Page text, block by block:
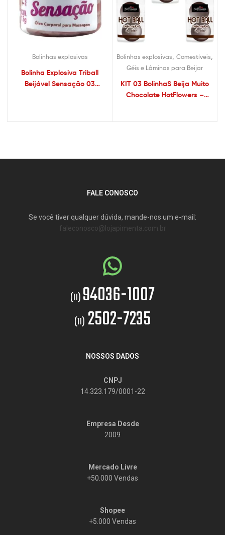
Bolinhas explosivas
Bolinha Explosiva Triball
Beijável Sensação 03
Bolinhas explosivas Comestíveis
Géis e Lâminas para Beijar
KIT 03 BolinhaS Beija Muito
Chocolate HotFlowers –
FALE CONOSCO
Se você tiver qualquer dúvida, mande-nos um e-mail:
faleconosco@lojapimenta.com.br
(11) 94036-1007
(11) 2502-7235
NOSSOS DADOS
CNPJ
14.323.179/0001-22
Empresa Desde
2009
Mercado Livre
+50.000 Vendas
Shopee
+5.000 Vendas